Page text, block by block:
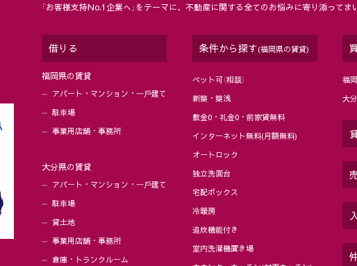
「お客様支持No.1企業へ」をテーマに、不動産に関する全てのお悩みに寄り添ってま
借りる
福岡県の賃貸
アパート・マンション・⼀⼾建て
駐⾞場
事業用店舗・事務所
大分県の賃貸
アパート・マンション・⼀⼾建て
駐⾞場
貸土地
事業用店舗・事務所
倉庫・トランクルーム
条件から探す(福岡県の賃貸)
ペット可（相談）
新築・築浅
敷金0・礼金0・前家賃無料
インターネット無料(月額無料)
オートロック
独立洗面台
宅配ボックス
冷暖房
追炊機能付き
室内洗濯機置き場
福
大